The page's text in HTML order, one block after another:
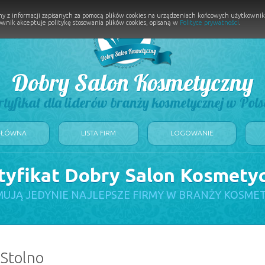
Dobry Salon Kosmetyczny
dla liderów branży kosmetycznej w
LISTA FIRM LOGOWANIE
Dobry Salon
JEDYNIE NAJLEPSZE FIRMY W BRANŻY
informacji zapisanych za pomocą plików cookies na urządzeniach końcowych
akceptuje politykę stosowania plików cookies, opisaną w Polityce prywatności